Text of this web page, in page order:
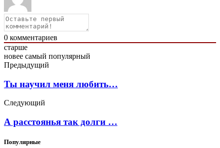
0 комментариев
старше
новее самый популярный
Предыдущий
Ты научил меня любить…
Следующий
А расстоянья так долги …
Популярные